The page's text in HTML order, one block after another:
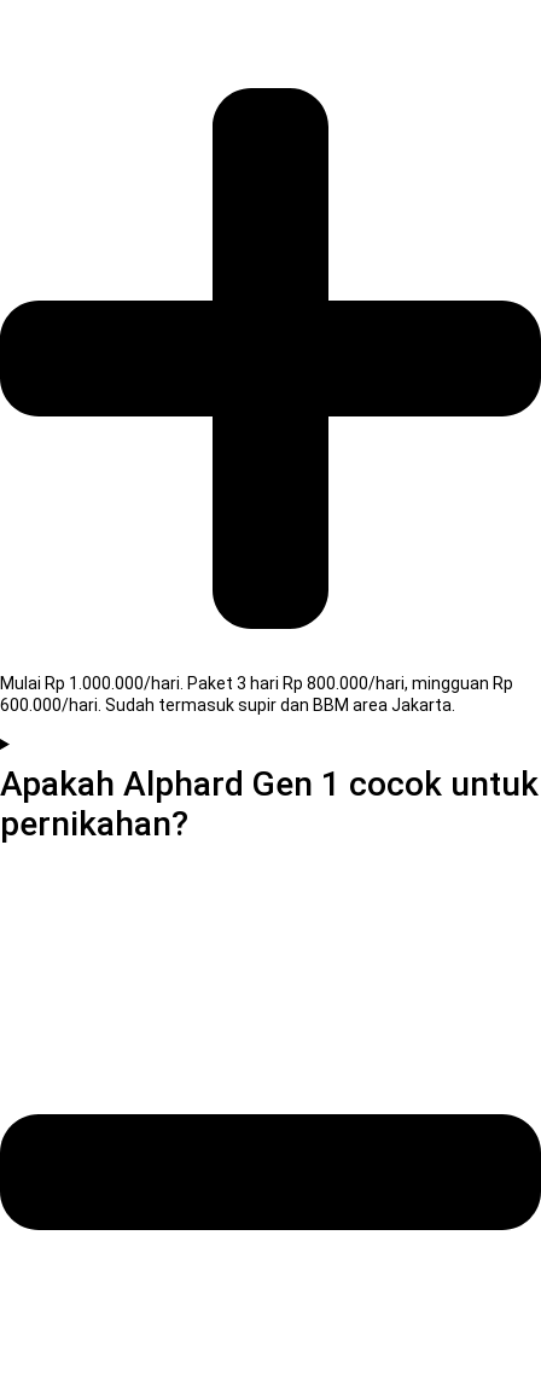
Mulai Rp 1.000.000/hari. Paket 3 hari Rp 800.000/hari, mingguan Rp
600.000/hari. Sudah termasuk supir dan BBM area Jakarta.
Apakah Alphard Gen 1 cocok untuk
pernikahan?